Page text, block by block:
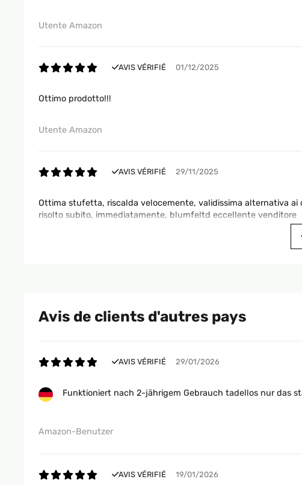
Utente Amazon
AVIS VÉRIFIÉ 01/12/2025
Ottimo prodotto!!!
Utente Amazon
AVIS VÉRIFIÉ 29/11/2025
Ottima stufetta, riscalda velocemente, validissima alternativa
risolto subito, immediatamente, blumfeltd eccellente venditore
Ottima soluzione
AVIS VÉRIFIÉ 18/11/2024
pochi minuti
Avis de clients d'autres pays
AVIS VÉRIFIÉ 29/01/2026
Funktioniert nach 2-jährigem Gebrauch tadellos nur das
Amazon-Benutzer
AVIS VÉRIFIÉ 19/01/2026